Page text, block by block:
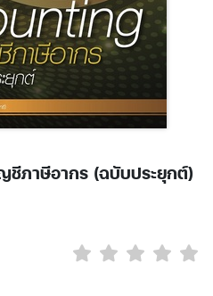
ชีภาษีอากร (ฉบับประยุกต์)